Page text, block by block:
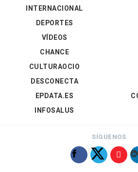
INTERNACIONAL
DEPORTES
VÍDEOS
CHANCE
CULTURAOCIO
DESCONECTA
EPDATA.ES
INFOSALUS
SÍGUENOS